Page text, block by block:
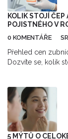
KOLIK STOJÍ
POJISTNÉHO V
0 KOMENTÁŘE
Přehled cen
Dozvíte se, kolik
5 MÝTŮ O